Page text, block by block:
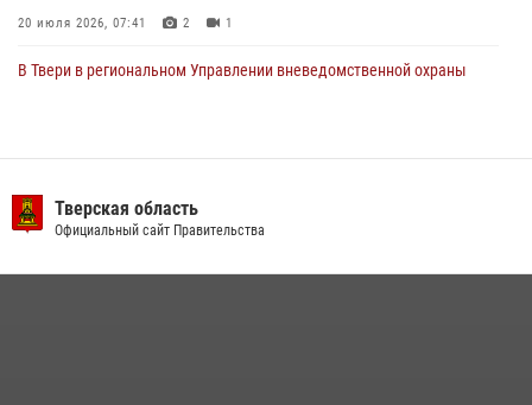
20 июля 2026, 07:41 2 1
В Твери в региональном Управлении вневедомственной охраны
10 июля 2026, 08:44 1
Тверская область
Официальный сайт Правительства